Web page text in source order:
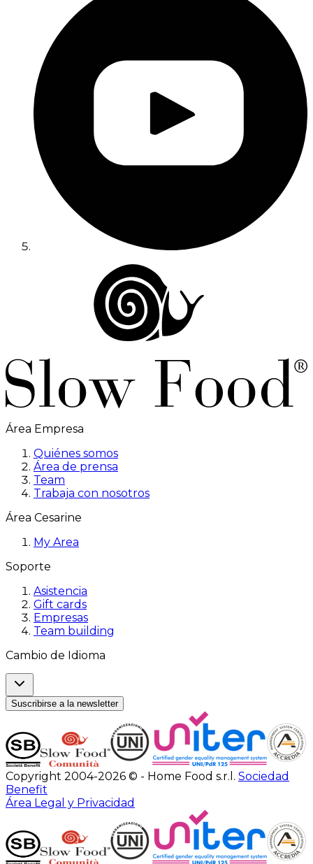
Área Empresa
Quiénes somos
Área de prensa
Team
Trabaja con nosotros
Área Cesarine
My Area
Soporte
Asistencia
Gift cards
Empresas
Team building
Cambio de Idioma
Suscribirse a la newsletter
Copyright 2004-2026 © - Home Food s.r.l. Sociedad
Benefit
Área Legal y Privacidad